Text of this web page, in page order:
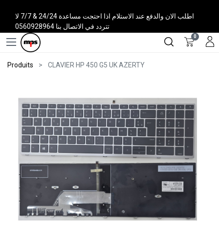
اطلب الان والدفع عند الاستلام اذا احتجت مساعدة 24/24 & 7/7 لا
تتردد في الاتصال بنا 0560928964
0
Produits CLAVIER HP 450 G5 UK AZERTY